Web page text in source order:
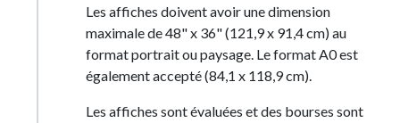
Les affiches doivent avoir une dimension
maximale de 48" x 36" (121,9 x 91,4 cm) au
format portrait ou paysage. Le format A0 est
également accepté (84,1 x 118,9 cm).
Les affiches sont évaluées et des bourses sont